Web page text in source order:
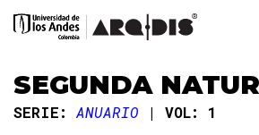
SEGUNDA
SERIE: ANUARIO VOL: 1